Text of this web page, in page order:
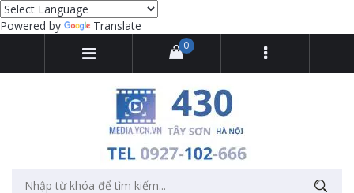
Powered by Translate
0